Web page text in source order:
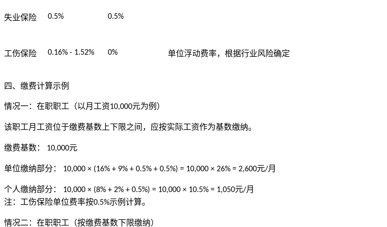
失业保险 0.5% 0.5%
工伤保险 0.16% - 1.52% 0% 单位浮动费率，根据行业风险确定
四、缴费计算示例
情况一：在职职工（以月工资10,000元为例）
该职工月工资位于缴费基数上下限之间，应按实际工资作为基数缴纳。
缴费基数： 10,000元
单位缴纳部分： 10,000 × (16% + 9% + 0.5% + 0.5%) = 10,000 × 26% = 2,600元/月
个人缴纳部分： 10,000 × (8% + 2% + 0.5%) = 10,000 × 10.5% = 1,050元/月
注：工伤保险单位费率按0.5%示例计算。
情况二：在职职工（按缴费基数下限缴纳）